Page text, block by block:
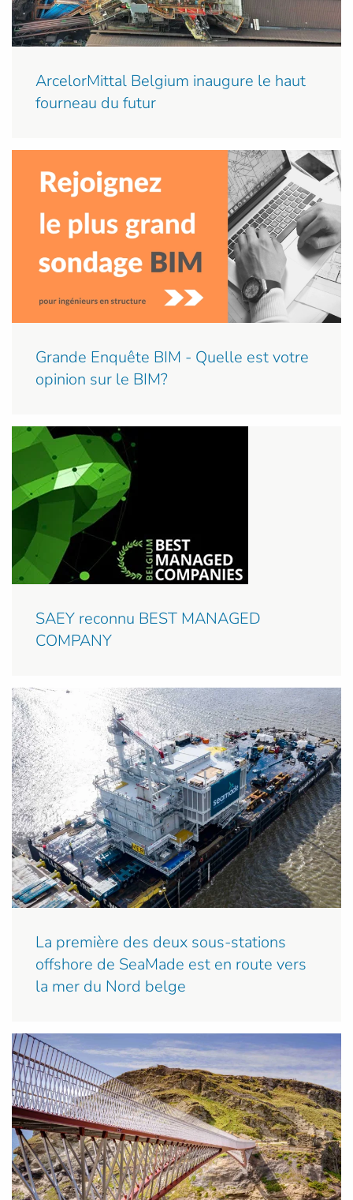
ArcelorMittal Belgium inaugure le haut
fourneau du futur
Grande Enquête BIM - Quelle est votre
opinion sur le BIM?
SAEY reconnu BEST MANAGED
COMPANY
La première des deux sous-stations
offshore de SeaMade est en route vers
la mer du Nord belge